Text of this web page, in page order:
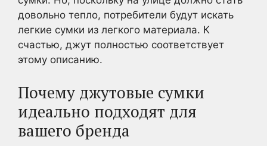
довольно тепло, потребители будут искать
легкие сумки из легкого материала. К
счастью, джут полностью соответствует
этому описанию.
Почему джутовые сумки
идеально подходят для
вашего бренда